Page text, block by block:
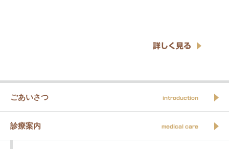
詳しく見る
ごあいさつ introduction
診療案内 medical care